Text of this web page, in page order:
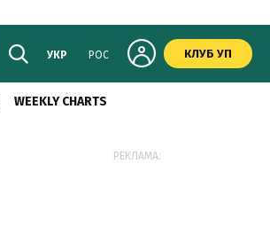
УКР РОС КЛУБ УП
WEEKLY CHARTS
РЕКЛАМА: